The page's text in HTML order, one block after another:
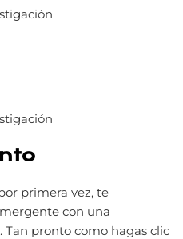
primera vez, te
con una
Tan pronto como hagas clic